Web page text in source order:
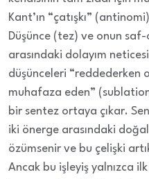
Kant’ın “çatışkı”
Düşünce (tez) ve onun
arasındaki dolayım
düşünceleri “reddederken
muhafaza eden”
bir sentez ortaya çıkar.
iki önerge arasındaki
özümsenir ve bu çelişki
Ancak bu işleyiş yalnızca